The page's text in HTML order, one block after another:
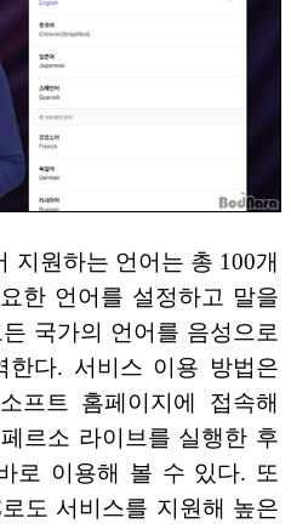
지원하는 언어는 총 100개
한 언어를 설정하고 말을
국가의 언어를 음성으로
한다. 서비스 이용 방법은
프트 홈페이지에 접속해
르소 라이브를 실행한 후
로 이용해 볼 수 있다. 또
도 서비스를 지원해 높은